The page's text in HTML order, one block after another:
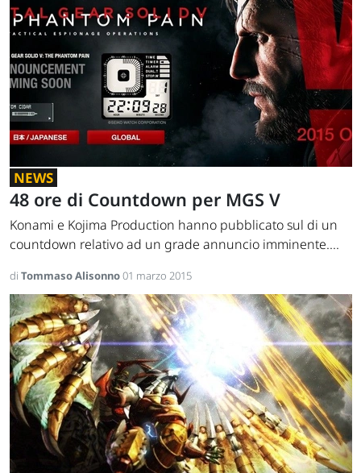
NEWS
48 ore di Countdown per MGS V
Konami e Kojima Production hanno pubblicato sul di un
countdown relativo ad un grade annuncio imminente....
di Tommaso Alisonno01 marzo 2015